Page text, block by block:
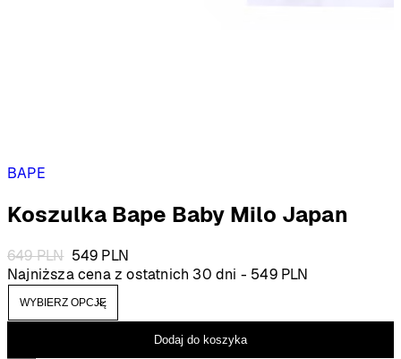
BAPE
Koszulka Bape Baby Milo Japan
649PLN Pierwotna
cena
wynosiła:
649 PLN.
549 PLN
cena
Najniższa cena z ostatnich 30 dni - 549 PLN
Dodaj do koszyka